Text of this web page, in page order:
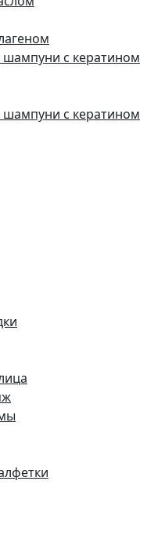
шампуни с кератином
шампуни с кератином